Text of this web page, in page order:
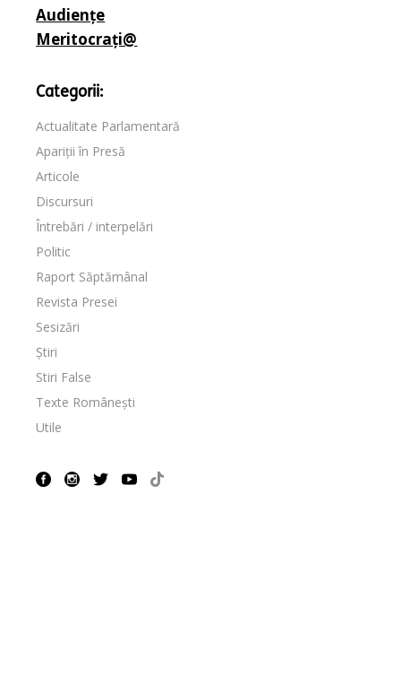
Audiențe
Meritocrați@
Categorii:
Actualitate Parlamentară
Apariții în Presă
Articole
Discursuri
Întrebări / interpelări
Politic
Raport Săptămânal
Revista Presei
Sesizări
Știri
Stiri False
Texte Românești
Utile